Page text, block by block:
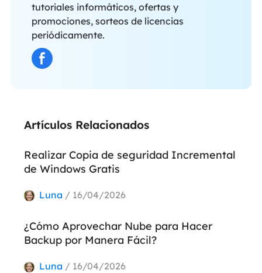
tutoriales informáticos, ofertas y
promociones, sorteos de licencias
periódicamente.
Artículos Relacionados
Realizar Copia de seguridad Incremental
de Windows Gratis
Luna / 16/04/2026
¿Cómo Aprovechar Nube para Hacer
Backup por Manera Fácil?
Luna / 16/04/2026